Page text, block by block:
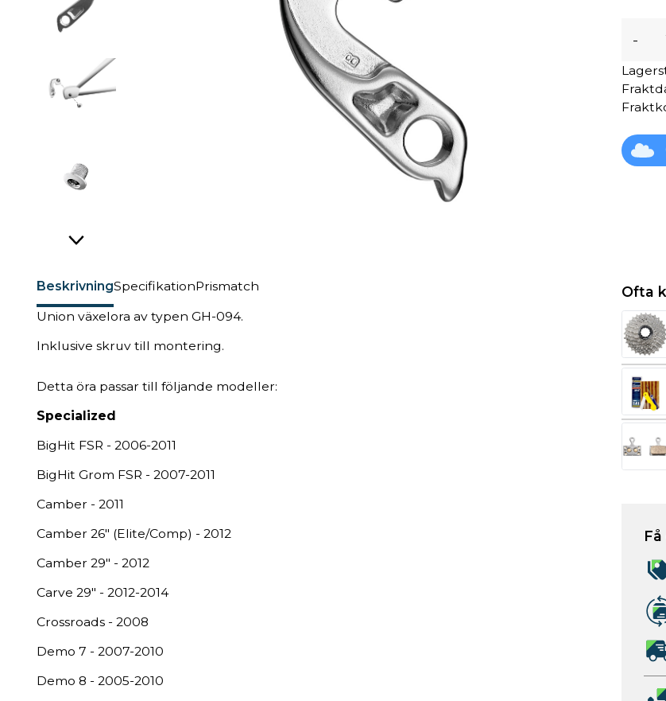
BeskrivningSpecifikationPrismatch
Union växelora av typen GH-094.
Inklusive skruv till montering.
Detta öra passar till följande modeller:
Specialized
BigHit FSR - 2006-2011
BigHit Grom FSR - 2007-2011
Camber - 2011
Camber 26" (Elite/Comp) - 2012
Camber 29" - 2012
Carve 29" - 2012-2014
Crossroads - 2008
Demo 7 - 2007-2010
Demo 8 - 2005-2010
-
Ofta